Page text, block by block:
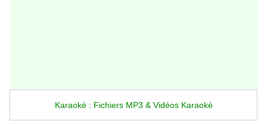
Karaoké : Fichiers MP3 & Vidéos Karaoké